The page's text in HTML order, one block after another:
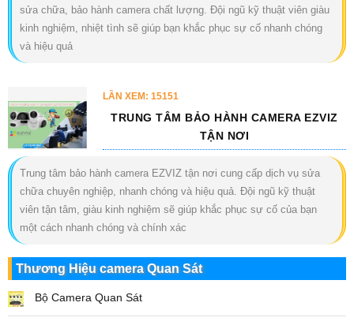
sửa chữa, bảo hành camera chất lượng. Đội ngũ kỹ thuật viên giàu
kinh nghiệm, nhiệt tình sẽ giúp bạn khắc phục sự cố nhanh chóng
và hiệu quả
LẦN XEM: 15151
TRUNG TÂM BẢO HÀNH CAMERA EZVIZ
TẬN NƠI
Trung tâm bảo hành camera EZVIZ tận nơi cung cấp dịch vụ sửa
chữa chuyên nghiệp, nhanh chóng và hiệu quả. Đội ngũ kỹ thuật
viên tận tâm, giàu kinh nghiệm sẽ giúp khắc phục sự cố của bạn
một cách nhanh chóng và chính xác
Thương Hiệu camera Quan Sát
Bộ Camera Quan Sát